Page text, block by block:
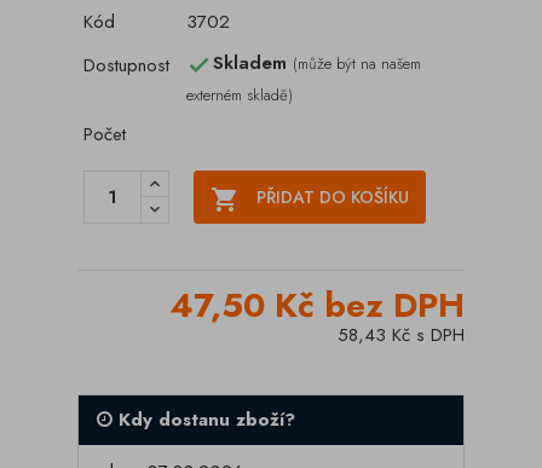
Kód
3702
Dostupnost
Skladem (může být na našem
externém skladě)
Počet
 PŘIDAT DO KOŠÍKU
47,50 Kč bez DPH
58,43 Kč s DPH
Kdy dostanu zboží?